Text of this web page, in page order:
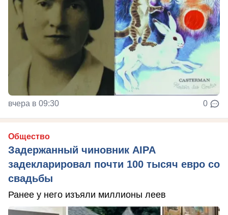
вчера в 09:30 0
Общество
Задержанный чиновник AIPA
задекларировал почти 100 тысяч евро со
свадьбы
Ранее у него изъяли миллионы леев